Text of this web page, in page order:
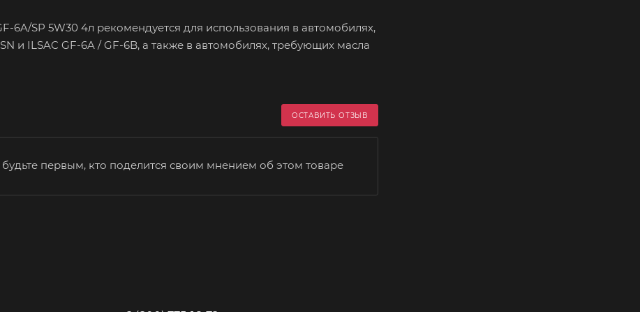
6A/SP 5W30 4л рекомендуется для использования в автомобилях,
и ILSAC GF-6A / GF-6B, а также в автомобилях, требующих масла
ОСТАВИТЬ ОТЗЫВ
первым, кто поделится своим мнением об этом товаре